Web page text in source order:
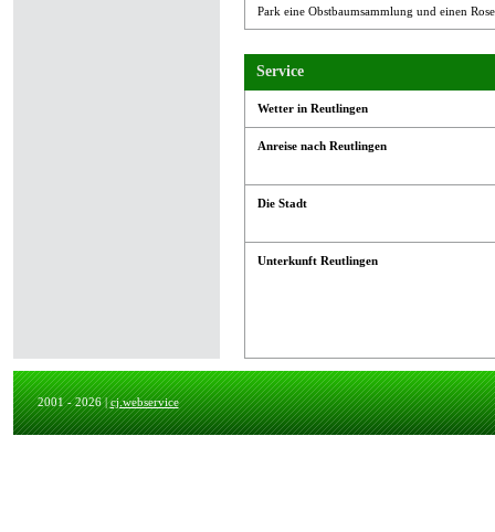
Park eine Obstbaumsammlung und einen
Service
Wetter in Reutlingen
Anreise nach Reutlingen
Die Stadt
Unterkunft Reutlingen
2001 - 2026 |cj.webservice